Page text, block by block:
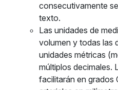
consecutivamente
texto.
Las unidades de
volumen y todas las
unidades métricas
múltiplos decimales.
facilitarán en grados